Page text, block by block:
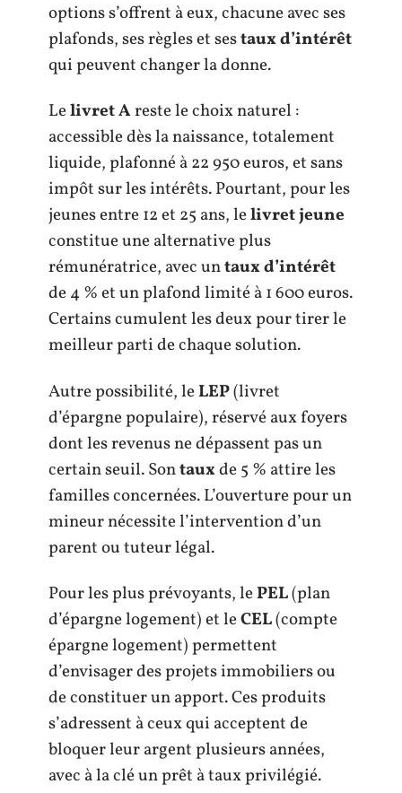
options s’offrent à eux, chacune avec ses
plafonds, ses règles et sestaux d’intérêt
qui peuvent changer la donne.
Lelivret Areste le choix naturel :
accessible dès la naissance, totalement
liquide, plafonné à 22 950 euros, et sans
impôt sur les intérêts. Pourtant, pour les
jeunes entre 12 et 25 ans, lelivret jeune
constitue une alternative plus
rémunératrice, avec untaux d’intérêt
de 4 % et un plafond limité à 1 600 euros.
Certains cumulent les deux pour tirer le
meilleur parti de chaque solution.
Autre possibilité, leLEP(livret
d’épargne populaire), réservé aux foyers
dont les revenus ne dépassent pas un
certain seuil. Sontauxde 5 % attire les
familles concernées. L’ouverture pour un
mineur nécessite l’intervention d’un
parent ou tuteur légal.
Pour les plus prévoyants, lePEL(plan
d’épargne logement) et leCEL(compte
épargne logement) permettent
d’envisager des projets immobiliers ou
de constituer un apport. Ces produits
s’adressent à ceux qui acceptent de
bloquer leur argent plusieurs années,
avec à la clé un prêt à taux privilégié.